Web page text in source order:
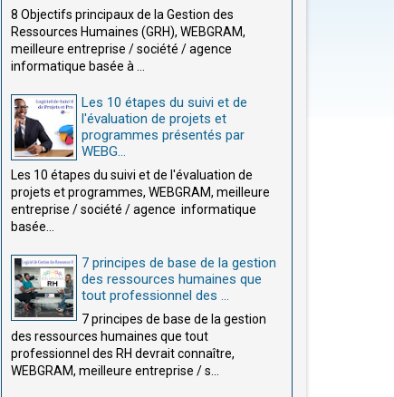
8 Objectifs principaux de la Gestion des
Ressources Humaines (GRH), WEBGRAM,
meilleure entreprise / société / agence
informatique basée à ...
Les 10 étapes du suivi et de
l'évaluation de projets et
programmes présentés par
WEBG...
Les 10 étapes du suivi et de l'évaluation de
projets et programmes, WEBGRAM, meilleure
entreprise / société / agence informatique
basée...
7 principes de base de la gestion
des ressources humaines que
tout professionnel des ...
7 principes de base de la gestion
des ressources humaines que tout
professionnel des RH devrait connaître,
WEBGRAM, meilleure entreprise / s...